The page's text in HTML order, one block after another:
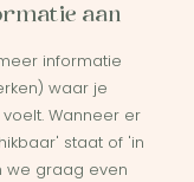
aan
informatie
waar je
Wanneer er
staat of 'in
we graag even